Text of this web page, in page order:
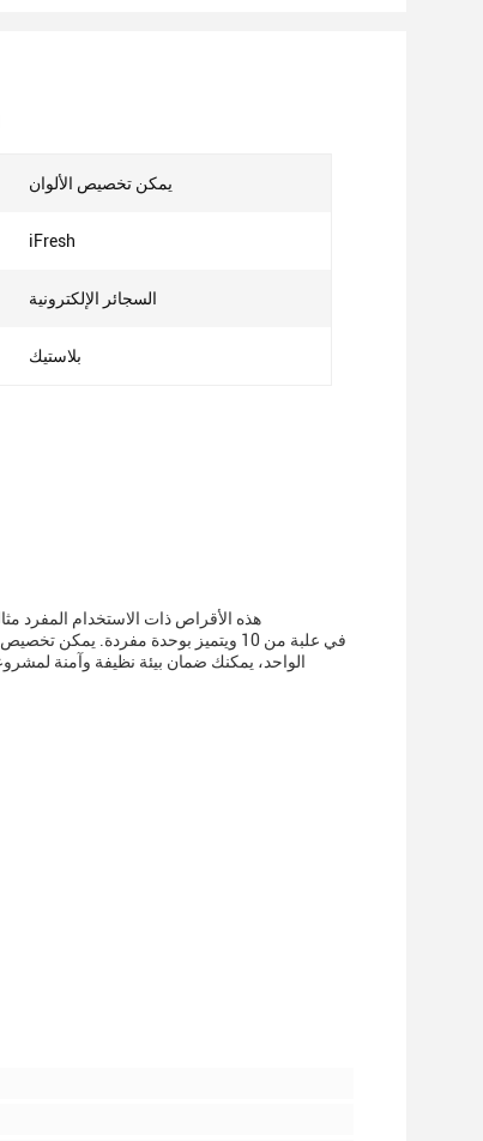
يمكن تخصيص الألوان
iFresh
السجائر الإلكترونية
بلاستيك
الواحد، يمكنك ضمان بيئة نظيفة وآمنة